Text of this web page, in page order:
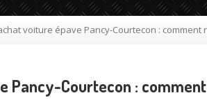
voiture épave Pancy-Courtecon : comment
Pancy-Courtecon :